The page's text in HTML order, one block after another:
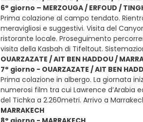
6° giorno – MERZOUGA / ERFOUD /
Prima colazione al campo tendato.
meravigliosi e suggestivi. Visita del
ristorante locale. Proseguimento
visita della Kasbah di Tifeltout.
OUARZAZATE / AIT BEN HADDOU /
7° giorno - OUARZAZATE / AIT BEN
Prima colazione in albergo. La giornata
numerosi film tra cui Lawrence d’Arabia
del Tichka a 2.260metri. Arrivo a
MARRAKECH